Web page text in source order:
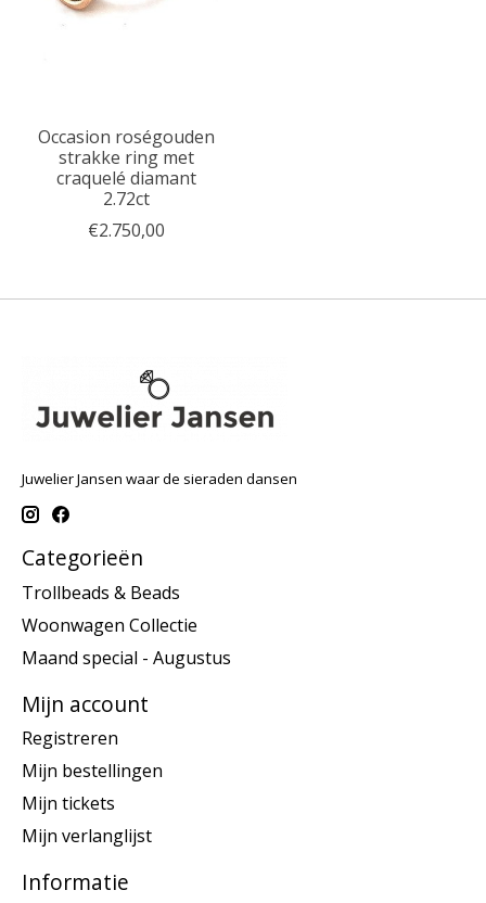
Occasion roségouden
strakke ring met
craquelé diamant
2.72ct
€2.750,00
Juwelier Jansen waar de sieraden dansen
Categorieën
Trollbeads & Beads
Woonwagen Collectie
Maand special - Augustus
Mijn account
Registreren
Mijn bestellingen
Mijn tickets
Mijn verlanglijst
Informatie